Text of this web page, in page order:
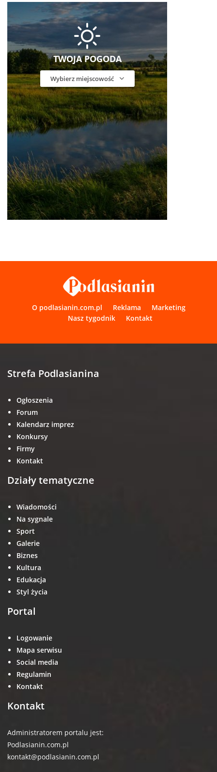
TWOJA POGODA
Wybierz miejscowość
O podlasianin.com.pl Reklama
Marketing
Nasz tygodnik
Kontakt
Strefa Podlasianina
Ogłoszenia
Forum
Kalendarz imprez
Konkursy
Firmy
Kontakt
Działy tematyczne
Wiadomości
Na sygnale
Sport
Galerie
Biznes
Kultura
Edukacja
Styl życia
Portal
Logowanie
Mapa serwisu
Social media
Regulamin
Kontakt
Kontakt
Administratorem portalu jest:
Podlasianin.com.pl
kontakt@podlasianin.com.pl